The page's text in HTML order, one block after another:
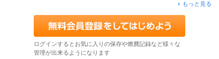
もっと見る
ログインするとお気に入りの保存や燃費記録など様々な
管理が出来るようになります